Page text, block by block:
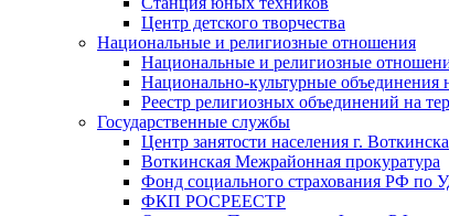
Центр детского творчества
Национальные и религиозные отношения
Национальные и религиозные
Национально-культурные
Реестр религиозных объединений на
Государственные службы
Центр занятости населения г. Воткинска
Воткинская Межрайонная прокуратура
Фонд социального страхования РФ по
ФКП РОСРЕЕСТР